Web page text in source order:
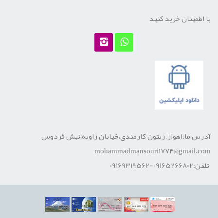
با اطمینان خرید کنید
آدرس ما:اهواز, زیتون کارمندی،خیابان زاویه،نبش فردوس
mohammadmansouri1774@gmail.com
تلفن:09165266802-09169319562